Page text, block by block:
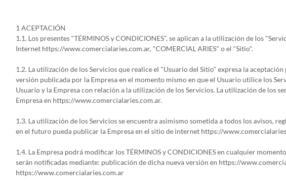
1 ACEPTACIÓN
1.1. Los presentes "TÉRMINOS y CONDICIONES", se aplican a la utilización de los
Internet https://www.comercialaries.com.ar, "COMERCIAL ARIES" o el "Sitio".
1.2. La utilización de los Servicios que realice el "Usuario del Sitio" expresa la
versión publicada por la Empresa en el momento mismo en que el Usuario utilice los
Usuario y la Empresa con relación a la utilización de los Servicios. La utilización de los
Empresa en https://www.comercialaries.com.ar.
1.3. La utilización de los Servicios se encuentra asimismo sometida a todos los avisos,
en el futuro pueda publicar la Empresa en el sitio de internet https://
1.4. La Empresa podrá modificar los TÉRMINOS y CONDICIONES en cualquier
serán notificadas mediante: publicación de dicha nueva versión en https://
https://www.comercialaries.com.ar